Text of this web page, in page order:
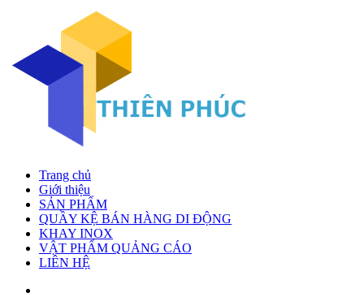
Trang chủ
Giới thiệu
SẢN PHẨM
QUẦY KỆ BÁN HÀNG DI ĐỘNG
KHAY INOX
VẬT PHẨM QUẢNG CÁO
LIÊN HỆ